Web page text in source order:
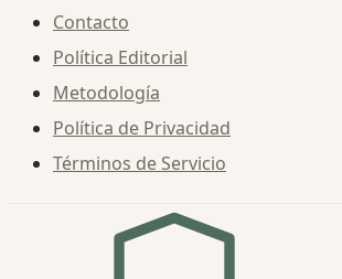
Contacto
Política Editorial
Metodología
Política de Privacidad
Términos de Servicio